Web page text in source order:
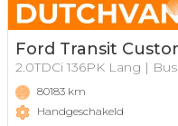
Ford Transit
2.0TDCi 136PK Lang |
80183 km
Handgeschakeld